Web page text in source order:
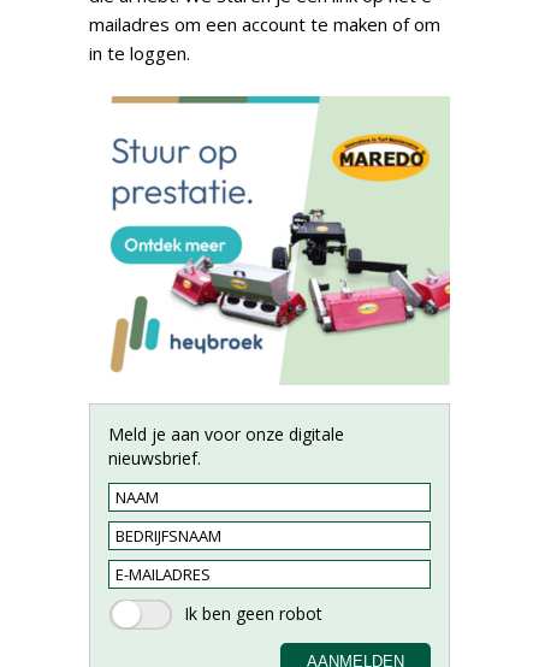
mailadres om een account te maken of om
in te loggen.
Meld je aan voor onze digitale
nieuwsbrief.